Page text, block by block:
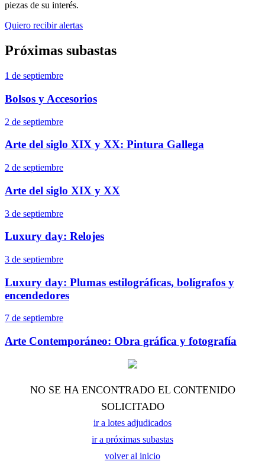
piezas de su interés.
Quiero recibir alertas
Próximas subastas
1 de septiembre
Bolsos y Accesorios
2 de septiembre
Arte del siglo XIX y XX: Pintura Gallega
2 de septiembre
Arte del siglo XIX y XX
3 de septiembre
Luxury day: Relojes
3 de septiembre
Luxury day: Plumas estilográficas, bolígrafos y
encendedores
7 de septiembre
Arte Contemporáneo: Obra gráfica y fotografía
NO SE HA ENCONTRADO EL CONTENIDO
SOLICITADO
ir a lotes adjudicados
ir a próximas subastas
volver al inicio